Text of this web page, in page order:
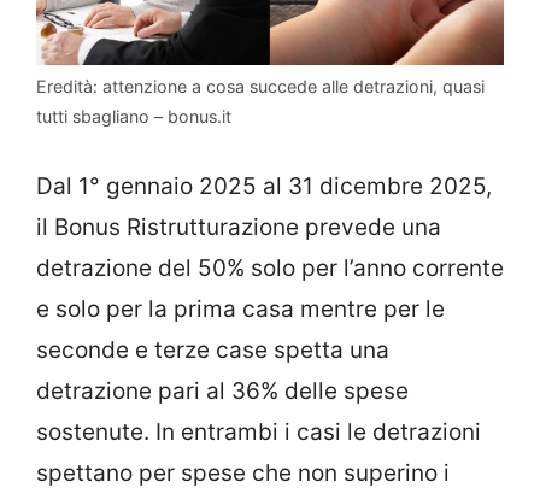
Eredità: attenzione a cosa succede alle detrazioni, quasi
tutti sbagliano – bonus.it
Dal 1° gennaio 2025 al 31 dicembre 2025,
il Bonus Ristrutturazione prevede una
detrazione del 50% solo per l’anno corrente
e solo per la prima casa mentre per le
seconde e terze case spetta una
detrazione pari al 36% delle spese
sostenute. In entrambi i casi le detrazioni
spettano per spese che non superino i